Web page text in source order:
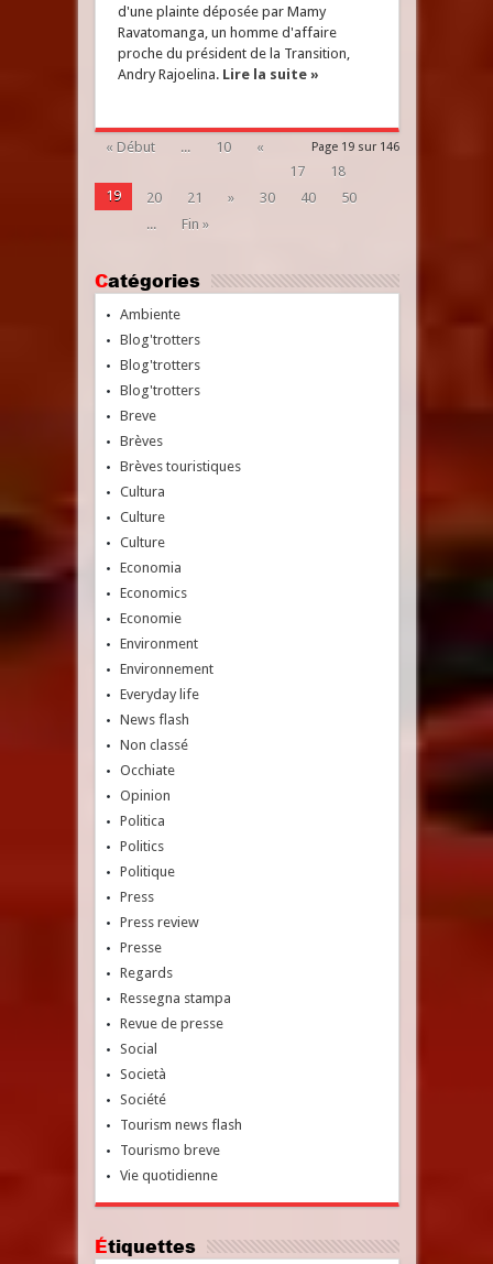
d'une plainte déposée par Mamy
Ravatomanga, un homme d'affaire
proche du président de la Transition,
Andry Rajoelina. Lire la suite »
Page 19 sur 146
« Début ... 10
«
17
18
19
20 21 » 30 40
50
...
Fin »
Catégories
Ambiente
Blog'trotters
Blog'trotters
Blog'trotters
Breve
Brèves
Brèves touristiques
Cultura
Culture
Culture
Economia
Economics
Economie
Environment
Environnement
Everyday life
News flash
Non classé
Occhiate
Opinion
Politica
Politics
Politique
Press
Press review
Presse
Regards
Ressegna stampa
Revue de presse
Social
Società
Société
Tourism news flash
Tourismo breve
Vie quotidienne
Étiquettes